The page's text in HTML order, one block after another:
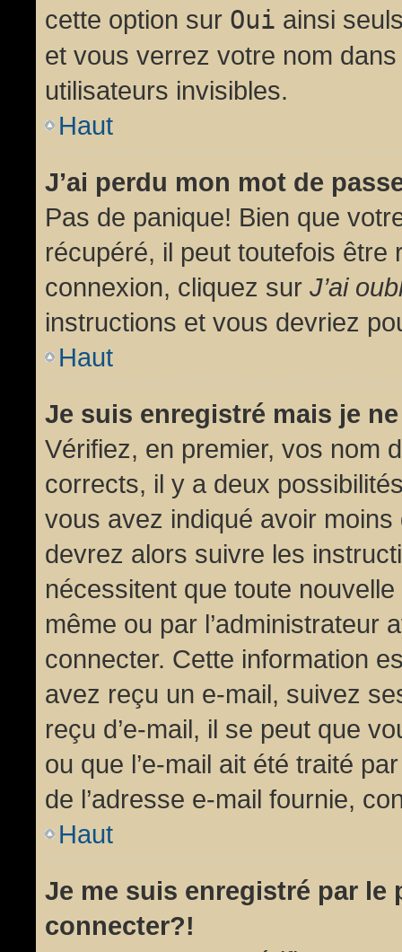
cette option sur Oui ainsi
et vous verrez votre nom
utilisateurs invisibles.
Haut
J’ai perdu mon mot de
Pas de panique! Bien que
récupéré, il peut toutefois être
connexion, cliquez sur J’ai
instructions et vous devriez
Haut
Je suis enregistré mais je
Vérifiez, en premier, vos nom
corrects, il y a deux
vous avez indiqué avoir
devrez alors suivre les
nécessitent que toute
même ou par l’administrateur
connecter. Cette information
avez reçu un e-mail, suivez
reçu d’e-mail, il se peut que
ou que l’e-mail ait été traité
de l’adresse e-mail fournie,
Haut
Je me suis enregistré par le
connecter?!